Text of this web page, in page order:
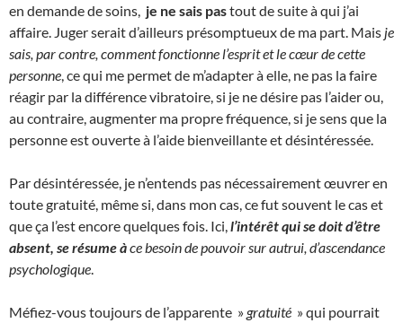
en demande de soins, je ne sais pastout de suite à qui j’ai
affaire. Juger serait d’ailleurs présomptueux de ma part. Mais je
sais, par contre, comment fonctionne l’esprit et le cœur de cette
personne , ce qui me permet de m’adapter à elle, ne pas la faire
réagir par la différence vibratoire, si je ne désire pas l’aider ou,
au contraire, augmenter ma propre fréquence, si je sens que la
personne est ouverte à l’aide bienveillante et désintéressée.
Par désintéressée, je n’entends pas nécessairement œuvrer en
toute gratuité, même si, dans mon cas, ce fut souvent le cas et
que ça l’est encore quelques fois. Ici, l’intérêt qui se doit d’être
absent, se résume àce besoin de pouvoir sur autrui, d’ascendance
psychologique
Méfiez-vous toujours de l’apparente » gratuité » qui pourrait